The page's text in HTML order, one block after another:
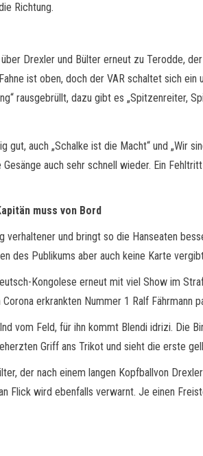
Richtung.
Drexler und Bülter erneut zu Terodde,
ist oben, doch der VAR schaltet sich
rausgebrüllt, dazu gibt es „Spitzenreiter,
auch „Schalke ist die Macht“ und „Wir
auch sehr schnell wieder. Ein
muss von Bord
und bringt so die Hanseaten
des Publikums aber auch keine Karte
Kongolese erneut mit viel Show im
erkrankten Nummer 1 Ralf
vom Feld, für ihn kommt Blendi idrizi. Die
Griff ans Trikot und sieht die erste
der nach einem langen Kopfballvon
Flick wird ebenfalls verwarnt. Je einen